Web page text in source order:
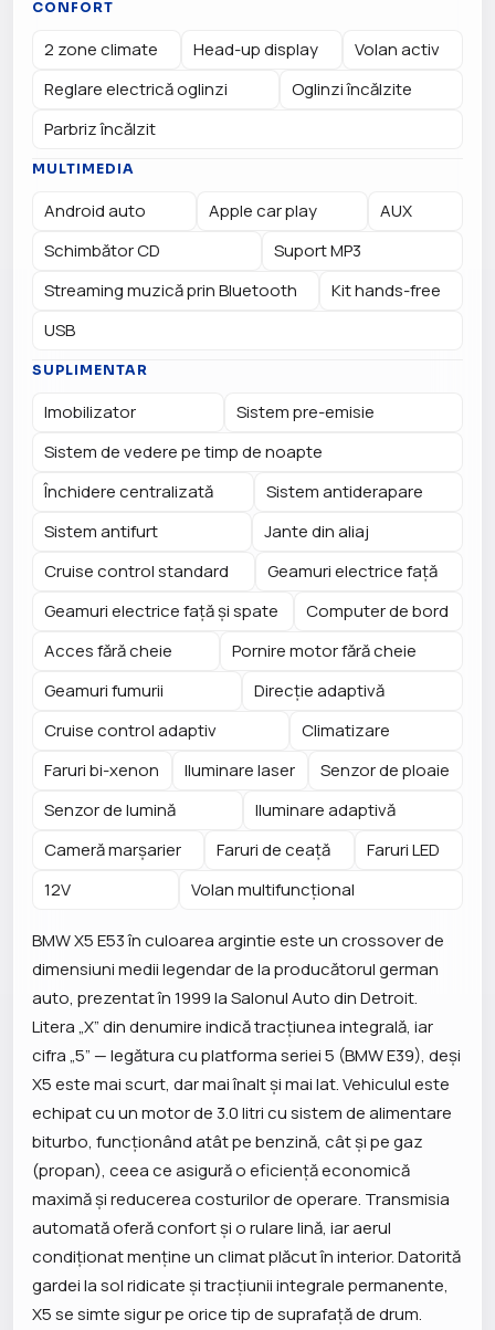
CONFORT
2 zone climate Head-up display
Volan activ
Reglare electrică oglinzi
Oglinzi încălzite
Parbriz încălzit
MULTIMEDIA
Android auto Apple car play
AUX
Schimbător CD
Suport MP3
Streaming muzică prin Bluetooth
Kit hands-free
USB
SUPLIMENTAR
Imobilizator
Sistem pre-emisie
Sistem de vedere pe timp de noapte
Închidere centralizată
Sistem antiderapare
Sistem antifurt
Jante din aliaj
Cruise control standard
Geamuri electrice față
Geamuri electrice față și spate
Computer de bord
Acces fără cheie
Pornire motor fără cheie
Geamuri fumurii
Direcție adaptivă
Cruise control adaptiv
Climatizare
Faruri bi-xenon
Iluminare laser
Senzor de ploaie
Senzor de lumină
Iluminare adaptivă
Cameră marșarier
Faruri de ceață
Faruri LED
12V
Volan multifuncțional
BMW X5 E53 în culoarea argintie este un crossover de
dimensiuni medii legendar de la producătorul german
auto, prezentat în 1999 la Salonul Auto din Detroit.
Litera „X” din denumire indică tracțiunea integrală, iar
cifra „5” — legătura cu platforma seriei 5 (BMW E39), deși
X5 este mai scurt, dar mai înalt și mai lat. Vehiculul este
echipat cu un motor de 3.0 litri cu sistem de alimentare
biturbo, funcționând atât pe benzină, cât și pe gaz
(propan), ceea ce asigură o eficiență economică
maximă și reducerea costurilor de operare. Transmisia
automată oferă confort și o rulare lină, iar aerul
condiționat menține un climat plăcut în interior. Datorită
gardei la sol ridicate și tracțiunii integrale permanente,
X5 se simte sigur pe orice tip de suprafață de drum.